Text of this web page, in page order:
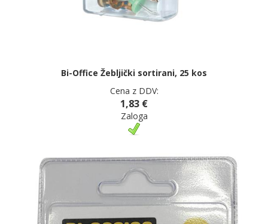
Bi-Office Žebljički sortirani, 25 kos
Cena z DDV:
1,83 €
Zaloga